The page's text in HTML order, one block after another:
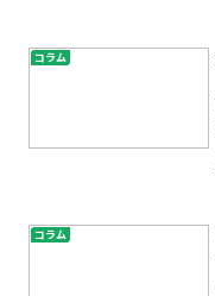
コラム
コラム